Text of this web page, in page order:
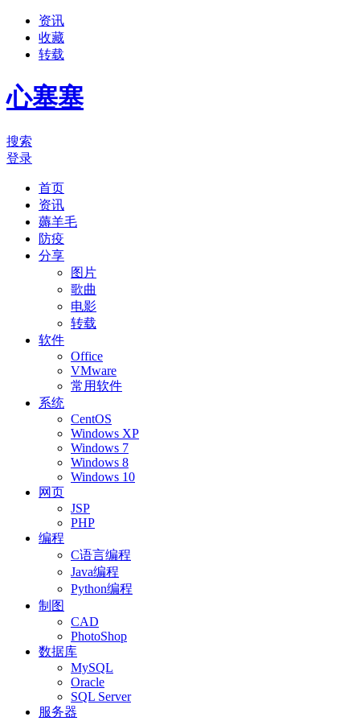
资讯
收藏
转载
心塞塞
搜索
登录
首页
资讯
薅羊毛
防疫
分享
图片
歌曲
电影
转载
软件
Office
VMware
常用软件
系统
CentOS
Windows XP
Windows 7
Windows 8
Windows 10
网页
JSP
PHP
编程
C语言编程
Java编程
Python编程
制图
CAD
PhotoShop
数据库
MySQL
Oracle
SQL Server
服务器